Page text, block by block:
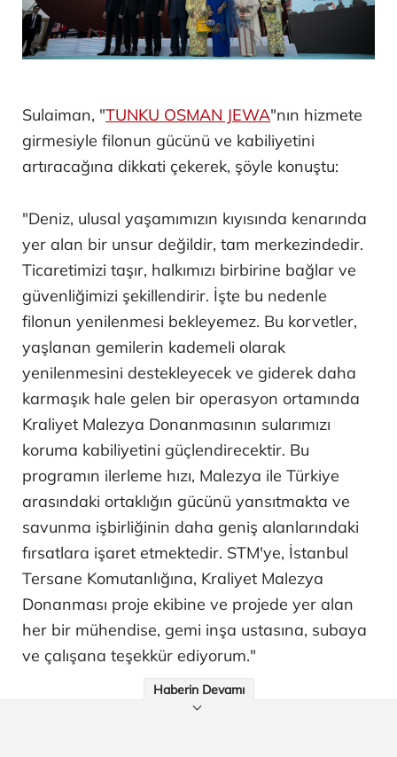
Sulaiman, "TUNKU OSMAN JEWA"nın hizmete
girmesiyle filonun gücünü ve kabiliyetini
artıracağına dikkati çekerek, şöyle konuştu:
"Deniz, ulusal yaşamımızın kıyısında kenarında
yer alan bir unsur değildir, tam merkezindedir.
Ticaretimizi taşır, halkımızı birbirine bağlar ve
güvenliğimizi şekillendirir. İşte bu nedenle
filonun yenilenmesi bekleyemez. Bu korvetler,
yaşlanan gemilerin kademeli olarak
yenilenmesini destekleyecek ve giderek daha
karmaşık hale gelen bir operasyon ortamında
Kraliyet Malezya Donanmasının sularımızı
koruma kabiliyetini güçlendirecektir. Bu
programın ilerleme hızı, Malezya ile Türkiye
arasındaki ortaklığın gücünü yansıtmakta ve
savunma işbirliğinin daha geniş alanlarındaki
fırsatlara işaret etmektedir. STM'ye, İstanbul
Tersane Komutanlığına, Kraliyet Malezya
Donanması proje ekibine ve projede yer alan
her bir mühendise, gemi inşa ustasına, subaya
ve çalışana teşekkür ediyorum."
Haberin Devamı